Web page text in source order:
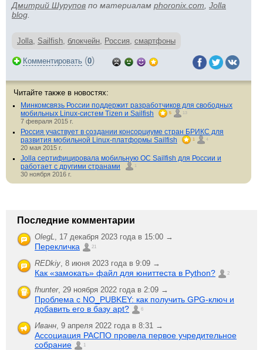
Дмитрий Шурупов по материалам phoronix.com Jolla
blog
Jolla, Sailfish, блокчейн, Россия, смартфоны
Комментировать (0)
Читайте также в новостях:
Минкомсвязь России поддержит разработчиков для свободных
мобильных Linux-систем Tizen и Sailfish
5 13
7 февраля 2015 г.
Россия участвует в создании консорциуме стран БРИКС для
развития мобильной Linux-платформы Sailfish
1 4
20 мая 2015 г.
Jolla сертифицировала мобильную ОС Sailfish для России и
работает с другими странами
1
30 ноября 2016 г.
Последние комментарии
OlegL, 17 декабря 2023 года в 15:00 →
Перекличка 21
REDkiy, 8 июня 2023 года в 9:09 →
Как «замокать» файл для юниттеста в Python? 2
fhunter, 29 ноября 2022 года в 2:09 →
Проблема с NO_PUBKEY: как получить GPG-ключ и
добавить его в базу apt?
6
Иванн, 9 апреля 2022 года в 8:31 →
Ассоциация РАСПО провела первое учредительное
собрание
1